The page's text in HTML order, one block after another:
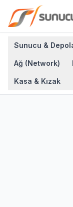
Sunucu &
Ağ (Network)
Kasa & Kızak